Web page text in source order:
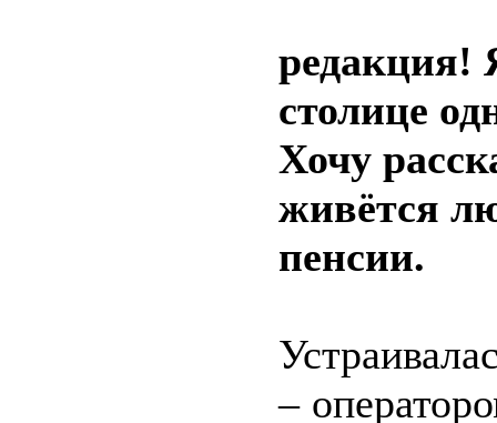
редакция!
столице
Хочу
живётся
пенсии.
–